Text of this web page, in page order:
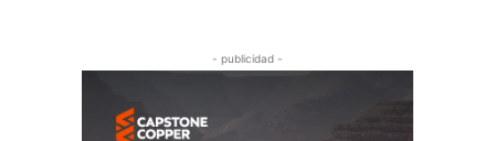
- publicidad -